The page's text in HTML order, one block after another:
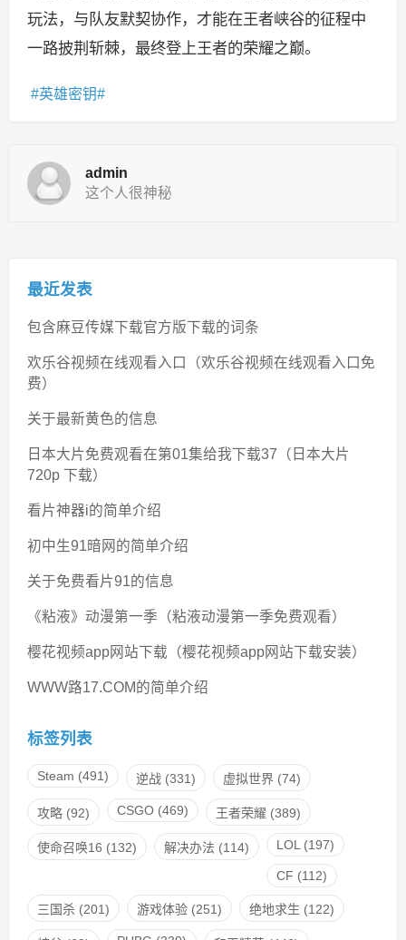
玩法，与队友默契协作，才能在王者峡谷的征程中
一路披荆斩棘，最终登上王者的荣耀之巅。
英雄密钥
admin
这个人很神秘
最近发表
包含麻豆传媒下载官方版下载的词条
欢乐谷视频在线观看入口（欢乐谷视频在线观看入口免
费）
关于最新黄色的信息
日本大片免费观看在第01集给我下载37（日本大片
720p 下载）
看片神器i的简单介绍
初中生91暗网的简单介绍
关于免费看片91的信息
《粘液》动漫第一季（粘液动漫第一季免费观看）
樱花视频app网站下载（樱花视频app网站下载安装）
WWW路17.COM的简单介绍
标签列表
Steam (491) 逆战(331) 虚拟世界(74)
攻略(92) CSGO(469) 王者荣耀 (389)
使命召唤16 (132) 解决办法 (114) LOL(197)
CF (112)
三国杀(201) 游戏体验(251) 绝地求生 (122)